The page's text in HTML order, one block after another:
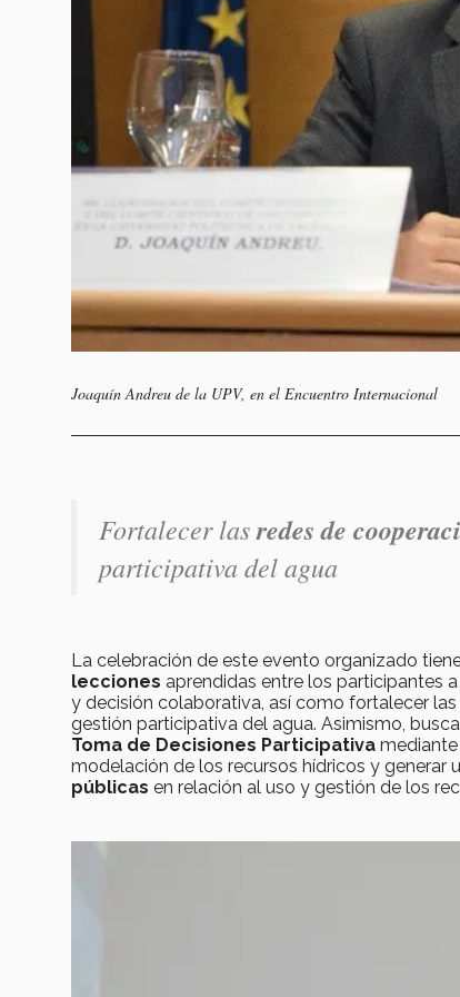
Joaquín Andreu de la UPV, en el Encuentro Internacional
Fortalecer lasredes de
participativa del agua
La celebración de este evento organizado
lecciones aprendidas entre los participantes
y decisión colaborativa, así como fortalecer las
gestión participativa del agua. Asimismo,
Toma de Decisiones Participativa
modelación de los recursos hídricos y generar
públicas en relación al uso y gestión de los